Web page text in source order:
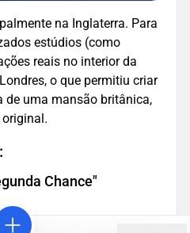
na Inglaterra. Para
estúdios (como
reais no interior da
o que permitiu criar
uma mansão britânica,
Chance"